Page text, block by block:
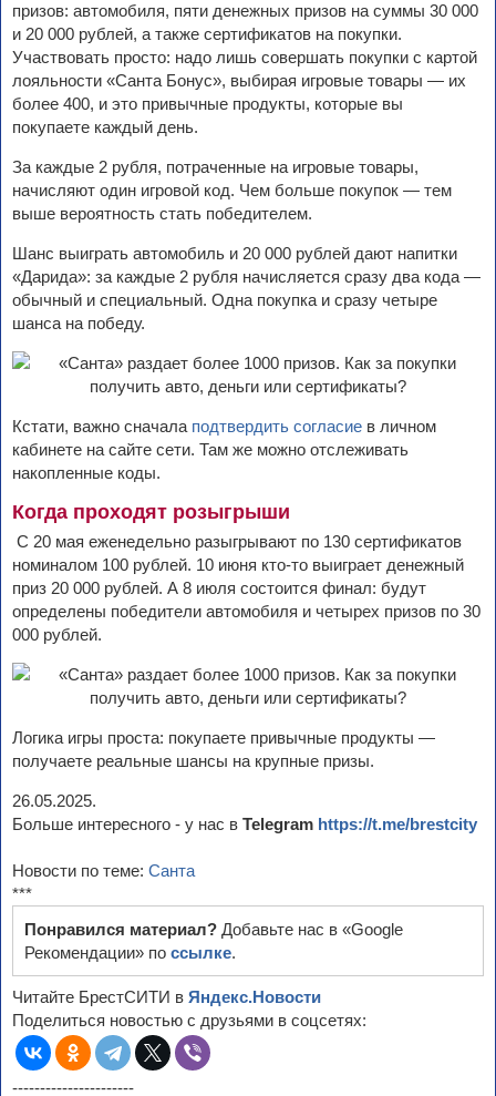
призов: автомобиля, пяти денежных призов на суммы 30 000
и 20 000 рублей, а также сертификатов на покупки.
Участвовать просто: надо лишь совершать покупки с картой
лояльности «Санта Бонус», выбирая игровые товары — их
более 400, и это привычные продукты, которые вы
покупаете каждый день.
За каждые 2 рубля, потраченные на игровые товары,
начисляют один игровой код. Чем больше покупок — тем
выше вероятность стать победителем.
Шанс выиграть автомобиль и 20 000 рублей дают напитки
«Дарида»: за каждые 2 рубля начисляется сразу два кода —
обычный и специальный. Одна покупка и сразу четыре
шанса на победу.
Кстати, важно сначала подтвердить согласие в личном
кабинете на сайте сети. Там же можно отслеживать
накопленные коды.
Когда проходят розыгрыши
С 20 мая еженедельно разыгрывают по 130 сертификатов
номиналом 100 рублей. 10 июня кто-то выиграет денежный
приз 20 000 рублей. А 8 июля состоится финал: будут
определены победители автомобиля и четырех призов по 30
000 рублей.
Логика игры проста: покупаете привычные продукты —
получаете реальные шансы на крупные призы.
26.05.2025.
Больше интересного - у нас в Telegram https://t.me/brestcity
Новости по теме: Санта
***
Понравился материал? Добавьте нас в «Google
Рекомендации» по ссылке.
Читайте БрестСИТИ в Яндекс.Новости
Поделиться новостью с друзьями в соцсетях:
----------------------